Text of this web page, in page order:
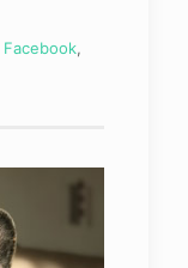
Facebook,